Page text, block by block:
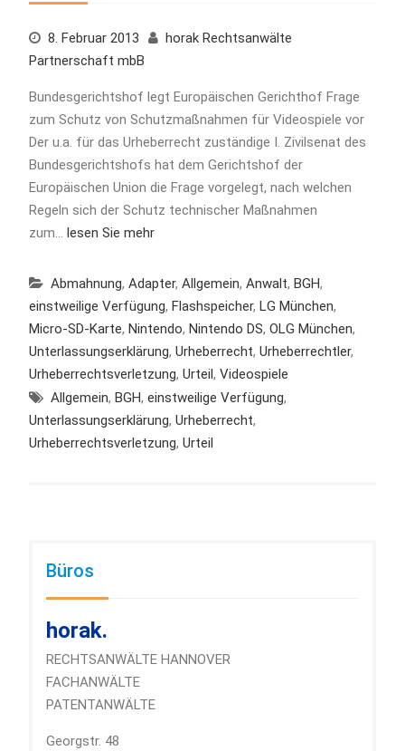
8. Februar 2013
horak Rechtsanwälte
Partnerschaft mbB
Bundesgerichtshof legt Europäischen Gerichthof Frage
zum Schutz von Schutzmaßnahmen für Videospiele vor
Der u.a. für das Urheberrecht zuständige I. Zivilsenat des
Bundesgerichtshofs hat dem Gerichtshof der
Europäischen Union die Frage vorgelegt, nach welchen
Regeln sich der Schutz technischer Maßnahmen
zum… lesen Sie mehr
Abmahnung, Adapter, Allgemein, Anwalt, BGH,
einstweilige Verfügung, Flashspeicher, LG München,
Micro-SD-Karte, Nintendo, Nintendo DS, OLG München,
Unterlassungserklärung, Urheberrecht, Urheberrechtler,
Urheberrechtsverletzung, Urteil, Videospiele
Allgemein, BGH, einstweilige Verfügung,
Unterlassungserklärung, Urheberrecht,
Urheberrechtsverletzung, Urteil
Büros
horak.
RECHTSANWÄLTE HANNOVER
FACHANWÄLTE
PATENTANWÄLTE
Georgstr. 48